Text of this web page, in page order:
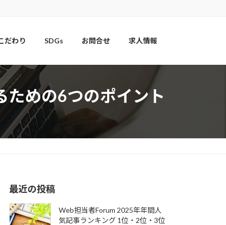
だわり SDGs お問合せ 求人情報
ための6つのポイント
最近の投稿
Web担当者Forum 2025年年間人
気記事ランキング 1位・2位・3位